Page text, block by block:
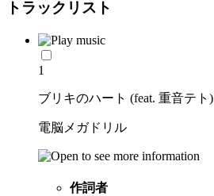
トラックリスト
1
ブリキのハート (feat. 重音テト)
電脳メガドリル
作詞者